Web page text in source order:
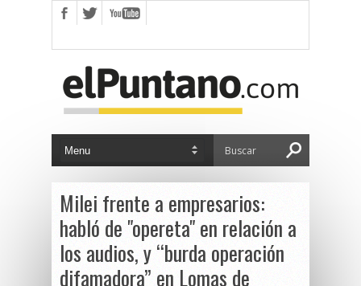
Milei frente a empresarios:
habló de "opereta" en relación a
los audios, y “burda operación
difamadora” en Lomas de